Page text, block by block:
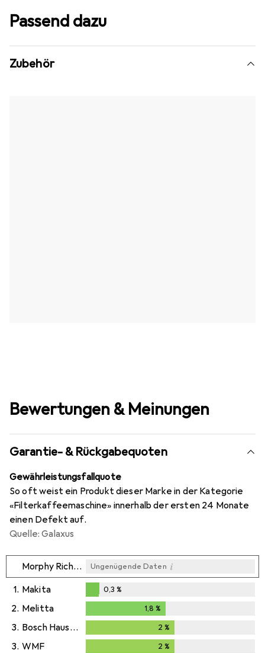
Passend dazu
Zubehör
Bewertungen & Meinungen
Garantie- & Rückgabequoten
Gewährleistungsfallquote
So oft weist ein Produkt dieser Marke in der Kategorie
«Filterkaffeemaschine» innerhalb der ersten 24 Monate
einen Defekt auf.
Quelle: Galaxus
Morphy Richards Ungenügende Daten i
1. Makita
0,3%
0,3 %
2. Melitta 1,8 %
3. Bosch Hausgeräte 2 %
3. WMF 2 %